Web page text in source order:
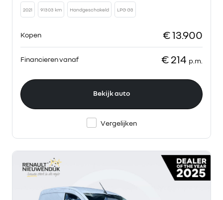
2021 91303 km Handgeschakeld LPG G3
Kopen € 13.900
Financieren vanaf € 214 p.m.
Bekijk auto
Vergelijken